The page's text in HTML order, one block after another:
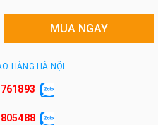
MUA NGAY
HÀNG HÀ NỘI